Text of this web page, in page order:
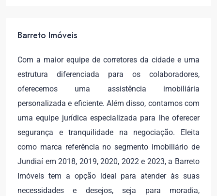
Barreto Imóveis
Com a maior equipe de corretores da cidade e uma
estrutura diferenciada para os colaboradores,
oferecemos uma assistência imobiliária
personalizada e eficiente. Além disso, contamos com
uma equipe jurídica especializada para lhe oferecer
segurança e tranquilidade na negociação. Eleita
como marca referência no segmento imobiliário de
Jundiaí em 2018, 2019, 2020, 2022 e 2023, a Barreto
Imóveis tem a opção ideal para atender às suas
necessidades e desejos, seja para moradia,